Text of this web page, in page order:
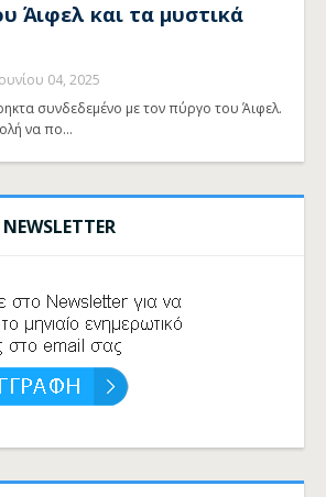
Άιφελ και τα μυστικά
04, 2025
συνδεδεμένο με τον πύργο του Άιφελ.
να πο…